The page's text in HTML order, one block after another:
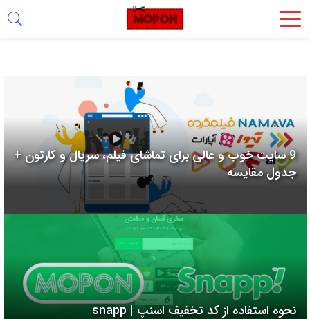
اشتراک
از
روش‌های
زیر
می‌توانید
صفحه
دوستان
خود
به
9 سایت خوب و عالی برای تماشای فیلم، سریال و کارتون +
جدول مقایسه
نحوه استفاده از کد تخفیف اسنپ | snapp